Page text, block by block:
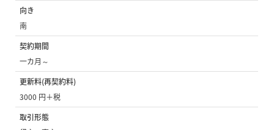
向き
南
契約期間
一カ月～
更新料(再契約料)
3000 円＋税
取引形態